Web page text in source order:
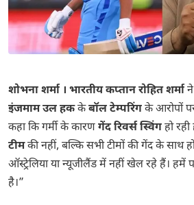
शोभना शर्मा । भारतीय कप्तान रोहित शर्माने
इंजमाम उल हककेबॉल टेम्परिंगके आरोपों पर
कहा कि गर्मी के कारणगेंद रिवर्स स्विंगहो
टीमकी नहीं, बल्कि सभी टीमों की गेंद के साथ
ऑस्ट्रेलिया या न्यूजीलैंड में नहीं खेल रहे हैं। हमें
है।”